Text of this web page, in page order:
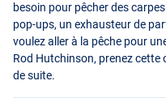
besoin pour pêcher des
pop-ups, un exhausteur de
voulez aller à la pêche pour
Rod Hutchinson, prenez
de suite.